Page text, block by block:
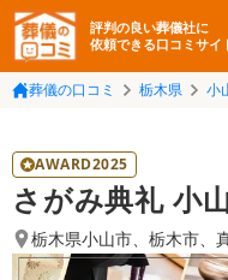
評判の良い葬儀社に
依頼できる口コミサイ
葬儀の口コミ 栃木県 小
AWARD2025
さがみ典礼 小
栃木県小山市、 栃木市、